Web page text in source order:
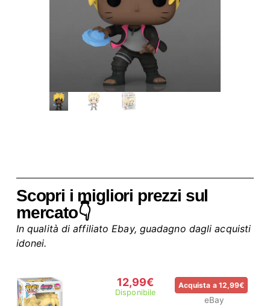
Scopri i migliori prezzi sul
mercato👇
In qualità di affiliato Ebay, guadagno dagli acquisti
idonei.
12,99€
Disponibile
Acquista a 12,99€
eBay